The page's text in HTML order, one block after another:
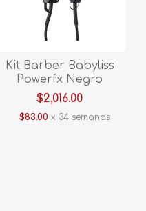
Kit Barber Babyliss
Powerfx Negro
$2,016.00
$83.00 x 34 semanas